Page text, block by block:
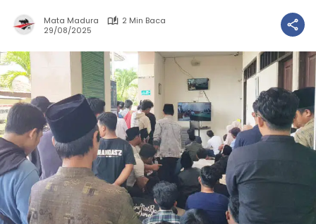
Mata Madura
2 Min Baca
29/08/2025